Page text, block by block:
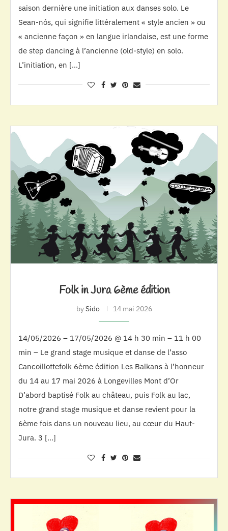
saison dernière une initiation aux danses solo. Le
Sean-nós, qui signifie littéralement « style ancien » ou
« ancienne façon » en langue irlandaise, est une forme
de step dancing à l’ancienne (old-style) en solo.
L’initiation, en […]
Folk in Jura 6ème édition
bySido 14 mai 2026
14/05/2026 – 17/05/2026 @ 14 h 30 min – 11 h 00
min – Le grand stage musique et danse de l’asso
Cancoillottefolk 6ème édition Les Balkans à l’honneur
du 14 au 17 mai 2026 à Longevilles Mont d’Or
D’abord baptisé Folk au château, puis Folk au lac,
notre grand stage musique et danse revient pour la
6ème fois dans un nouveau lieu, au cœur du Haut-
Jura. 3 […]